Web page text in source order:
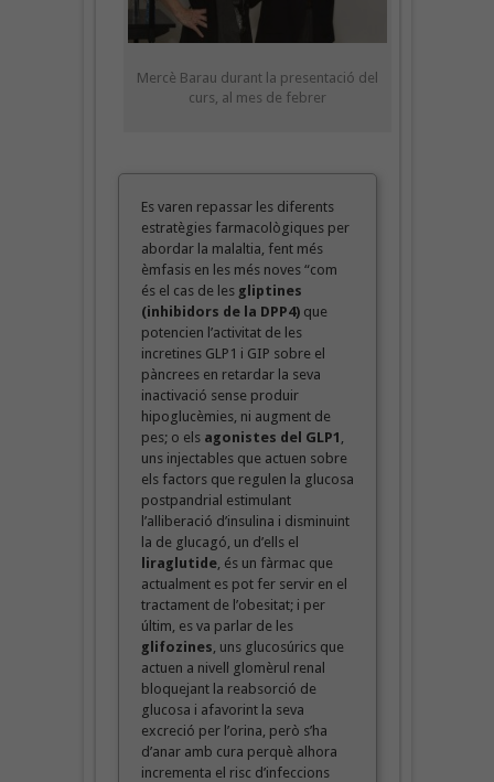
Mercè Barau durant la presentació del
curs, al mes de febrer
Es varen repassar les diferents
estratègies farmacològiques per
abordar la malaltia, fent més
èmfasis en les més noves “com
és el cas de les gliptines
(inhibidors de la DPP4)que
potencien l’activitat de les
incretines GLP1 i GIP sobre el
pàncrees en retardar la seva
inactivació sense produir
hipoglucèmies, ni augment de
pes; o els agonistes del GLP1
uns injectables que actuen sobre
els factors que regulen la glucosa
postpandrial estimulant
l’alliberació d’insulina i disminuint
la de glucagó, un d’ells el
liraglutide, és un fàrmac que
actualment es pot fer servir en el
tractament de l’obesitat; i per
últim, es va parlar de les
glifozines , uns glucosúrics que
actuen a nivell glomèrul renal
bloquejant la reabsorció de
glucosa i afavorint la seva
excreció per l’orina, però s’ha
d’anar amb cura perquè alhora
incrementa el risc d’infeccions